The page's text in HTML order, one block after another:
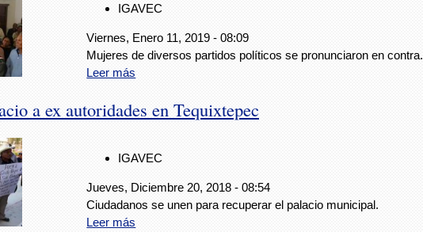
IGAVEC
Viernes, Enero 11, 2019 - 08:09
Mujeres de diversos partidos políticos se pronunciaron en contra.
Leer más
a ex autoridades en Tequixtepec
IGAVEC
Jueves, Diciembre 20, 2018 - 08:54
Ciudadanos se unen para recuperar el palacio municipal.
Leer más